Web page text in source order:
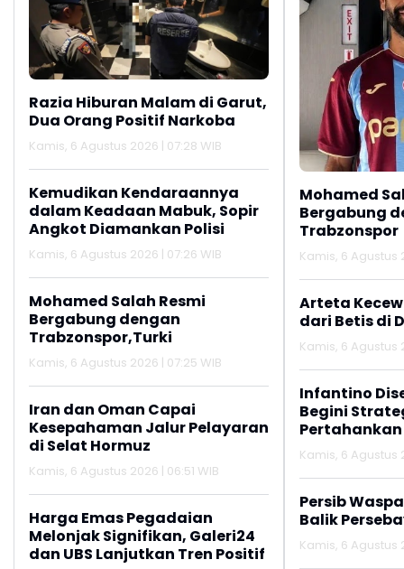
Razia Hiburan Malam di Garut,
Dua Orang Positif Narkoba
Kamis, 6 Agustus 2026 | 07:28 WIB
Kemudikan Kendaraannya
dalam Keadaan Mabuk, Sopir
Angkot Diamankan Polisi
Kamis, 6 Agustus 2026 | 07:26 WIB
Mohamed Salah Resmi
Bergabung dengan
Trabzonspor,Turki
Kamis, 6 Agustus 2026 | 07:25 WIB
Iran dan Oman Capai
Kesepahaman Jalur Pelayaran
di Selat Hormuz
Kamis, 6 Agustus 2026 | 06:51 WIB
Harga Emas Pegadaian
Melonjak Signifikan, Galeri24
dan UBS Lanjutkan Tren Positif
Mohamed
Bergabung
Trabzonspor
Kamis, 6 Agustus
Arteta
dari Betis di
Kamis, 6 Agustus
Infantino
Begini
Kamis, 6 Agustus
Persib
Balik
Kamis, 6 Agustus